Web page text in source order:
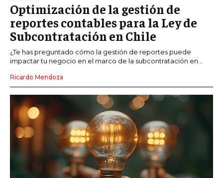
Optimización de la gestión de
reportes contables para la Ley de
Subcontratación en Chile
¿Te has preguntado cómo la gestión de reportes puede
impactar tu negocio en el marco de la subcontratación en...
Ricardo Mendoza